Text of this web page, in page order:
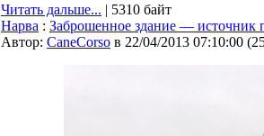
Читать дальше... | 5310 байт
Нарва : Заброшенное здание — источник
Автор: CaneCorso в 22/04/2013 07:10:00 (